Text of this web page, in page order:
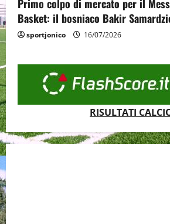
Primo colpo di mercato per il
Basket: il bosniaco Bakir
sportjonico 16/07/2026
RISULTATI